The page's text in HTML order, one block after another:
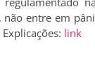
entre em
link